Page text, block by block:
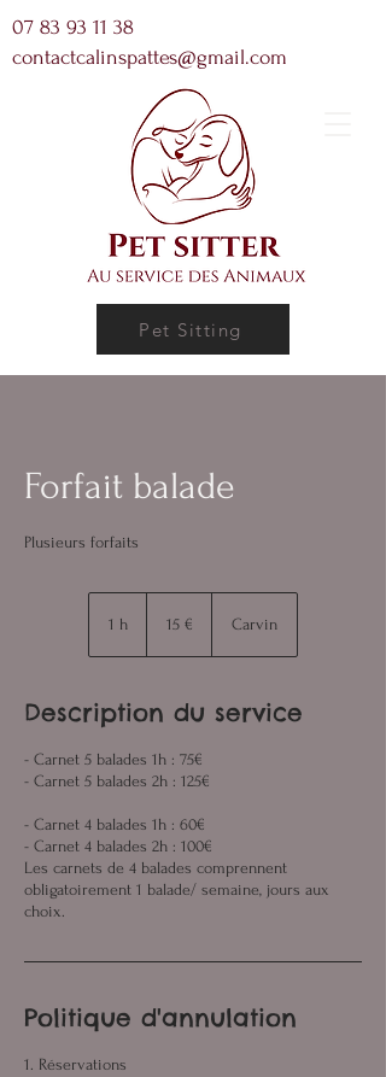
07 83 93 11 38
contactcalinspattes@gmail.com
Pet Sitting
Forfait balade
Plusieurs forfaits
1 h 15 € Carvin
Description du service
- Carnet 5 balades 1h : 75€
- Carnet 5 balades 2h : 125€
- Carnet 4 balades 1h : 60€
- Carnet 4 balades 2h : 100€
Les carnets de 4 balades comprennent
obligatoirement 1 balade/ semaine, jours aux
choix.
Politique d'annulation
1. Réservations